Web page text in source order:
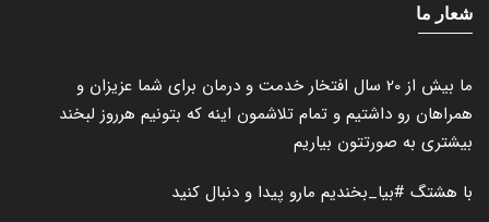
شعار ما
ما بیش از 20 سال افتخار خدمت و درمان برای شما عزیزان و
همراهان رو داشتیم و تمام تلاشمون اینه که بتونیم هرروز لبخند
بیشتری به صورتتون بیاریم
با هشتگ #بیا_بخندیم مارو پیدا و دنبال کنید